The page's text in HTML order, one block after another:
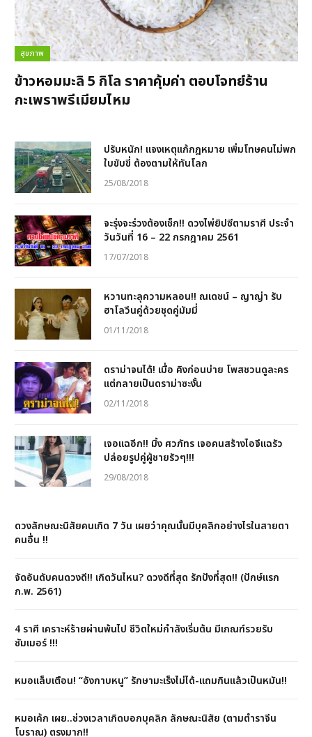
สุขภาพ
ข้าวหอมมะลิ 5 กิโล ราคาคุ้มค่า ตอบโจทย์ร้าน
กะเพราพรีเมียมไหม
ปรับหนัก! แจงเหตุแก้กฎหมาย เพิ่มโทษคนไม่พก
ใบขับขี่ ต้องตามให้ทันโลก
25/08/2018
จะรุ่งจะร่วงต้องเช็ก!! ดวงไพ่ยิปซีตามราศี ประจำ
วันวันที่ 16 – 22 กรกฎาคม 2561
17/07/2018
หวานทะลุความหลอน!! ณเดชน์ – ญาญ่า รับ
ฮาโลวีนคู่ด้วยชุดคู่มัมมี่
01/11/2018
ดราม่าจนได้! เมื่อ คิงก่อนบ่าย โพสชวนดูละคร
แต่กลายเป็นดราม่าซะงั้น
02/11/2018
เจอแฉอีก!! มิ้ง ศวภัทร เจอคนสร้างไอจีแฉรัว
ปล่อยรูปคู่ผู้ชายรัวๆ!!!
29/08/2018
ดวงลักษณะนิสัยคนเกิด 7 วัน เผยว่าคุณนั้นมีบุคลิกอย่างไรในสายตา
คนอื่น !!
จัดอันดับคนดวงดี!! เกิดวันไหน? ดวงดีที่สุด รักปังที่สุด!! (ปักษ์แรก
ก.พ. 2561)
4 ราศี เคราะห์ร้ายผ่านพ้นไป ชีวิตใหม่กำลังเริ่มต้น มีเกณฑ์รวยรับ
ซัมเมอร์ !!!
หมอแล็บเตือน! “อังกาบหนู” รักษามะเร็งไม่ได้-แถมกินแล้วเป็นหมัน!!
หมอเค้ก เผย..ช่วงเวลาเกิดบอกบุคลิก ลักษณะนิสัย (ตามตำราจีน
โบราณ) ตรงมาก!!